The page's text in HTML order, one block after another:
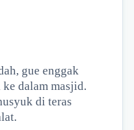
gue enggak
dalam masjid.
di teras